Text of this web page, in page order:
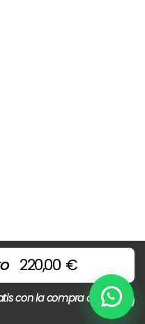
220,00 €
con la compra de Chat